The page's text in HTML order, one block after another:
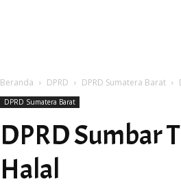
Beranda DPRD DPRD Sumatera Barat
DPRD Sumatera Barat
DPRD Sumbar
Halal